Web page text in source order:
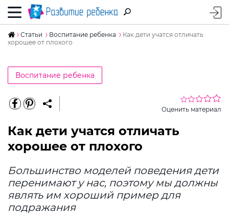
Статьи Воспитание ребенка
Как дети учатся отличать
хорошее от плохого
Воспитание ребенка
Оценить материал
Как дети учатся отличать
хорошее от плохого
Большинство моделей поведения дети
перенимают у нас, поэтому мы должны
являть им хороший пример для
подражания